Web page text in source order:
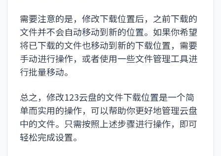
需要注意的是，修改下载位置后，之前下载的
文件并不会自动移动到新的位置。如果你希望
将已下载的文件也移动到新的下载位置，需要
手动进行操作，或者使用一些文件管理工具进
行批量移动。
总之，修改123云盘的文件下载位置是一个简
单而实用的操作，可以帮助你更好地管理云盘
中的文件。只需按照上述步骤进行操作，即可
轻松完成设置。